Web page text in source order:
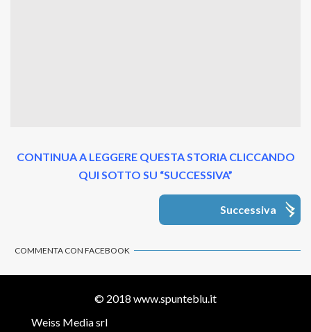
CONTINUA A LEGGERE QUESTA STORIA CLICCANDO
QUI SOTTO SU “SUCCESSIVA”
Successiva
COMMENTA CON FACEBOOK
© 2018 www.spunteblu.it
Weiss Media srl